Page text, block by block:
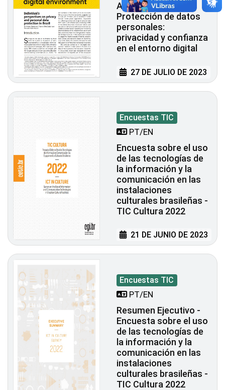
Año XV - N. 2 -
Protección de datos
personales:
privacidad y confianza
en el entorno digital
27 DE JULIO DE 2023
Encuestas TIC
PT/EN
Encuesta sobre el uso
de las tecnologías de
la información y la
comunicación en las
instalaciones
culturales brasileñas -
TIC Cultura 2022
21 DE JUNIO DE 2023
Encuestas TIC
PT/EN
Resumen Ejecutivo -
Encuesta sobre el uso
de las tecnologías de
la información y la
comunicación en las
instalaciones
culturales brasileñas -
TIC Cultura 2022